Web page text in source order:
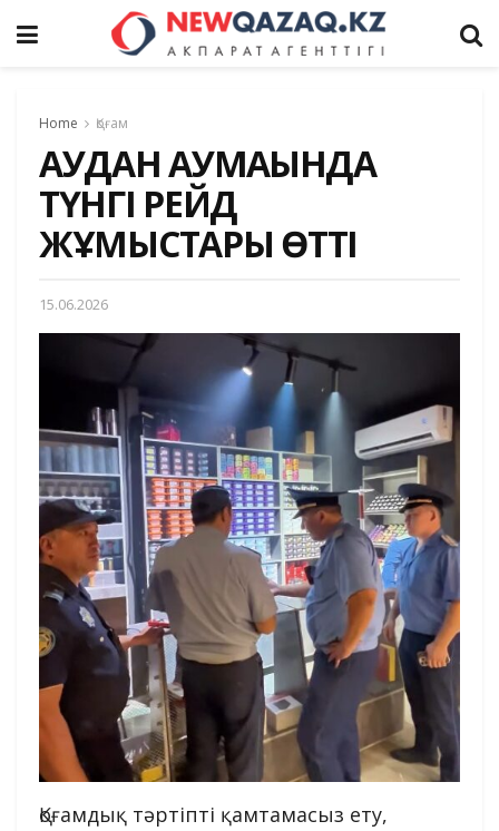
Home Қоғам
АУДАН АУМАҒЫНДА
ТҮНГІ РЕЙД
ЖҰМЫСТАРЫ ӨТТІ
15.06.2026
Қоғамдық тәртіпті қамтамасыз ету,